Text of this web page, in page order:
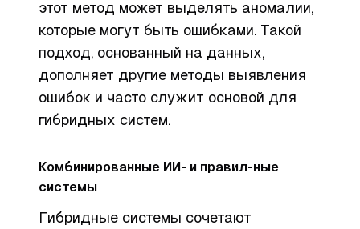
этот метод может выделять аномалии,
которые могут быть ошибками. Такой
подход, основанный на данных,
дополняет другие методы выявления
ошибок и часто служит основой для
гибридных систем.
Комбинированные ИИ- и правил-ные
системы
Гибридные системы сочетают